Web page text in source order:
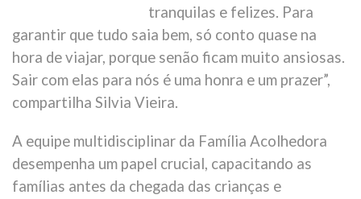
tranquilas e felizes. Para
garantir que tudo saia bem, só conto quase na
hora de viajar, porque senão ficam muito ansiosas.
Sair com elas para nós é uma honra e um prazer”,
compartilha Silvia Vieira.
A equipe multidisciplinar da Família Acolhedora
desempenha um papel crucial, capacitando as
famílias antes da chegada das crianças e